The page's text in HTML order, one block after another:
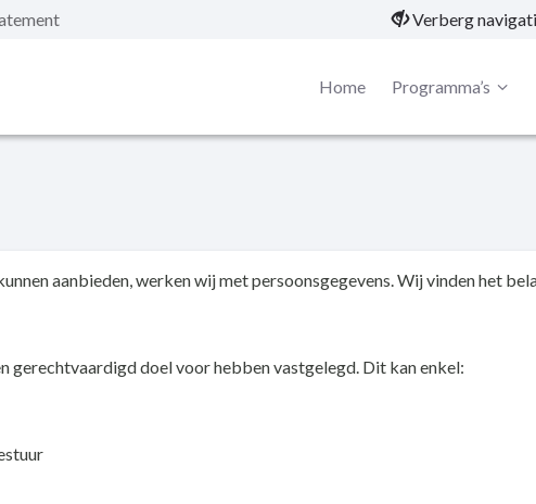
Verberg
Home Programma’s
aanbieden, werken wij met persoonsgegevens. Wij vinden het
gerechtvaardigd doel voor hebben vastgelegd. Dit kan enkel: